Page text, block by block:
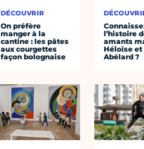
DÉCOUVRIR
On préfère
manger à la
cantine : les pâtes
aux courgettes
façon bolognaise
l’histoire
amants
Héloïse et
Abélard ?